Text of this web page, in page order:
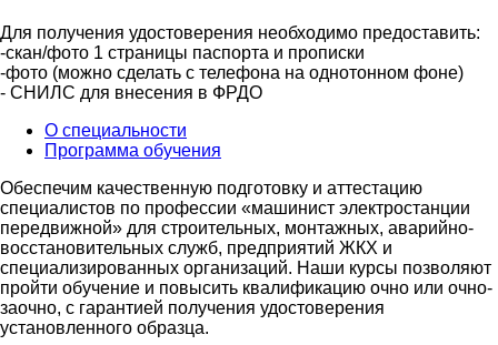
Для получения удостоверения необходимо предоставить:
-скан/фото 1 страницы паспорта и прописки
-фото (можно сделать с телефона на однотонном фоне)
- СНИЛС для внесения в ФРДО
О специальности
Программа обучения
Обеспечим качественную подготовку и аттестацию
специалистов по профессии «машинист электростанции
передвижной» для строительных, монтажных, аварийно-
восстановительных служб, предприятий ЖКХ и
специализированных организаций. Наши курсы позволяют
пройти обучение и повысить квалификацию очно или очно-
заочно, с гарантией получения удостоверения
установленного образца.